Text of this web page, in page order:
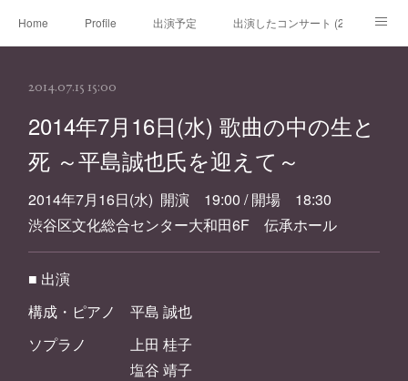
Home Profile 出演予定 出演したコンサート (2020年～)
2014.07.15 15:00
2014年7月16日(水) 歌曲の中の生と
死 ～平島誠也氏を迎えて～
2014年7月16日(水) 開演 19:00 / 開場 18:30
渋谷区文化総合センター大和田6F 伝承ホール
■ 出演
構成・ピアノ 平島 誠也
ソプラノ 上田 桂子
塩谷 靖子